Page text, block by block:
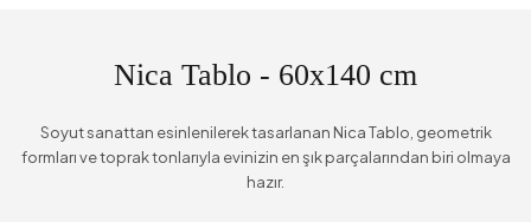
Nica Tablo - 60x140 cm
Soyut sanattan esinlenilerek tasarlanan Nica Tablo, geometrik
formları ve toprak tonlarıyla evinizin en şık parçalarından biri olmaya
hazır.